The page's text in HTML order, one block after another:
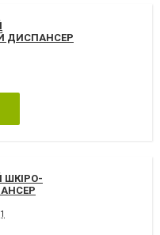
ДИСПАНСЕР
ШКІРО-